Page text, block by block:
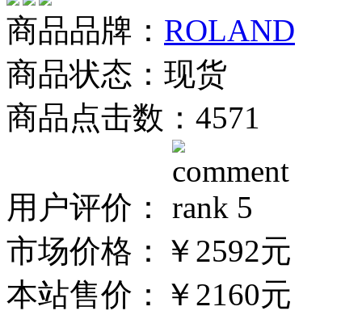
商品品牌： ROLAND
商品状态：现货
商品点击数：4571
用户评价：
市场价格：
￥2592元
本站售价：
￥2160元